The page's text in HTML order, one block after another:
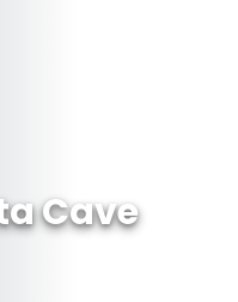
Cave